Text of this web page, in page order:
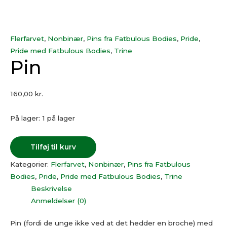
Flerfarvet, Nonbinær, Pins fra Fatbulous Bodies, Pride,
Pride med Fatbulous Bodies, Trine
Pin
160,00 kr.
På lager: 1 på lager
Tilføj til kurv
Kategorier: Flerfarvet, Nonbinær, Pins fra Fatbulous
Bodies, Pride, Pride med Fatbulous Bodies, Trine
Beskrivelse
Anmeldelser (0)
Pin (fordi de unge ikke ved at det hedder en broche) med